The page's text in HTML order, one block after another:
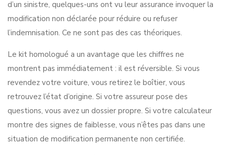
d’un sinistre, quelques-uns ont vu leur assurance invoquer la
modification non déclarée pour réduire ou refuser
l’indemnisation. Ce ne sont pas des cas théoriques.
Le kit homologué a un avantage que les chiffres ne
montrent pas immédiatement : il est réversible. Si vous
revendez votre voiture, vous retirez le boîtier, vous
retrouvez l’état d’origine. Si votre assureur pose des
questions, vous avez un dossier propre. Si votre calculateur
montre des signes de faiblesse, vous n’êtes pas dans une
situation de modification permanente non certifiée.